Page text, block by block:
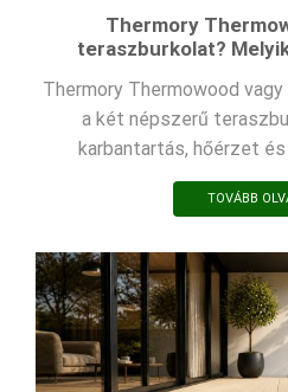
Thermory
teraszburkolat?
Thermory Thermowood
a két népszerű
karbantartás, hőérzet és
TOVÁBB